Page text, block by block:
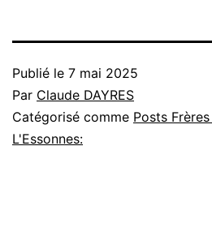
Publié le 7 mai 2025
Par Claude DAYRES
Catégorisé comme Posts
L'Essonnes: